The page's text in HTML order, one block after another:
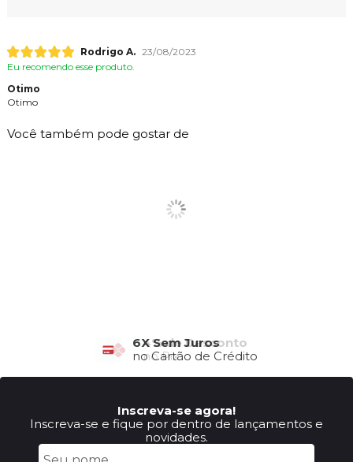
Rodrigo A. 23/08/2023
Eu recomendo esse produto.
Otimo
Otimo
Você também pode gostar de
6X Sem Juros
no Cartão de Crédito
Inscreva-se agora!
Inscreva-se e fique por dentro de lançamentos e
novidades.